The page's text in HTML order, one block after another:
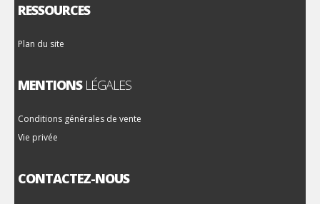
RESSOURCES
Plan du site
MENTIONSLÉGALES
Conditions générales de vente
Vie privée
CONTACTEZ-NOUS